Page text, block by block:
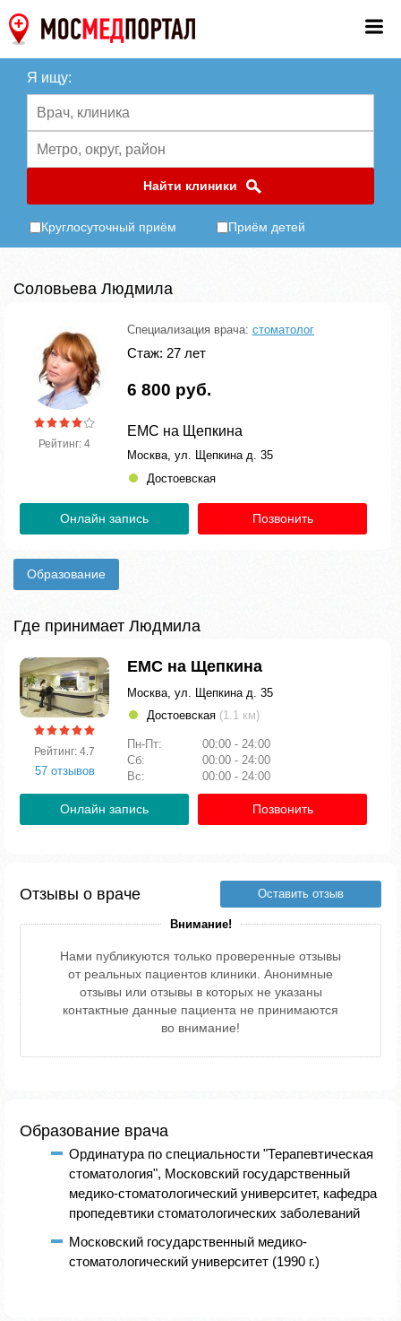
Я ищу:
Найти клиники
Круглосуточный приём Приём детей
Соловьева Людмила
Рейтинг: 4
Специализация врача: стоматолог
Стаж: 27 лет
6 800 руб.
ЕМС на Щепкина
Москва, ул. Щепкина д. 35
Достоевская
Онлайн запись Позвонить
Образование
Где принимает Людмила
Рейтинг: 4.7
57 отзывов
ЕМС на Щепкина
Москва, ул. Щепкина д. 35
Достоевская (1.1 км)
Пн-Пт:
00:00 - 24:00
Сб:
00:00 - 24:00
Вс:
00:00 - 24:00
Онлайн запись Позвонить
Отзывы о враче Оставить отзыв
Внимание!
Нами публикуются только проверенные отзывы
от реальных пациентов клиники. Анонимные
отзывы или отзывы в которых не указаны
контактные данные пациента не принимаются
во внимание!
Образование врача
Ординатура по специальности "Терапевтическая
стоматология", Московский государственный
медико-стоматологический университет, кафедра
пропедевтики стоматологических заболеваний
Московский государственный медико-
стоматологический университет (1990 г.)